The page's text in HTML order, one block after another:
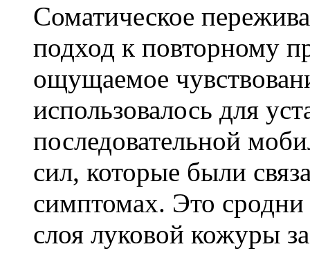
Соматическое
подход к повторному
ощущаемое
использовалось для
последовательной
сил, которые были
симптомах. Это
слоя луковой кожуры